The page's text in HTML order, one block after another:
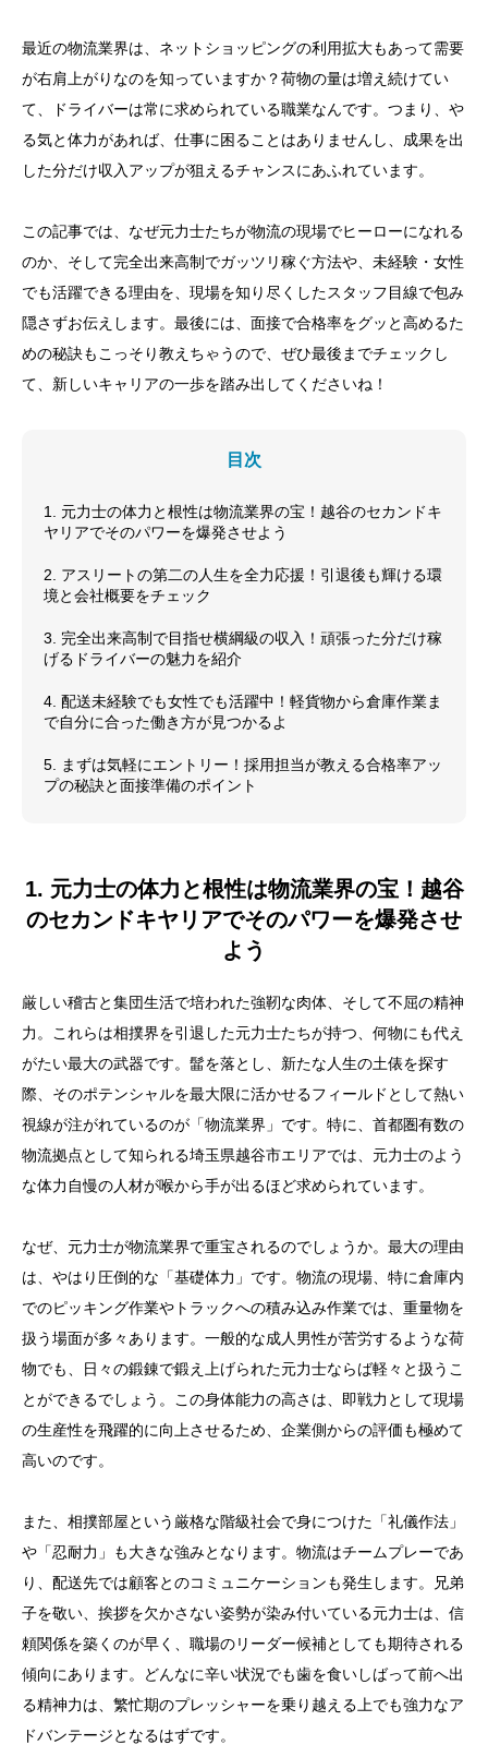
最近の物流業界は、ネットショッピングの利用拡大もあって需要
が右肩上がりなのを知っていますか？荷物の量は増え続けてい
て、ドライバーは常に求められている職業なんです。つまり、や
る気と体力があれば、仕事に困ることはありませんし、成果を出
した分だけ収入アップが狙えるチャンスにあふれています。
この記事では、なぜ元力士たちが物流の現場でヒーローになれる
のか、そして完全出来高制でガッツリ稼ぐ方法や、未経験・女性
でも活躍できる理由を、現場を知り尽くしたスタッフ目線で包み
隠さずお伝えします。最後には、面接で合格率をグッと高めるた
めの秘訣もこっそり教えちゃうので、ぜひ最後までチェックし
て、新しいキャリアの一歩を踏み出してくださいね！
目次
1. 元力士の体力と根性は物流業界の宝！越谷のセカンドキ
ヤリアでそのパワーを爆発させよう
2. アスリートの第二の人生を全力応援！引退後も輝ける環
境と会社概要をチェック
3. 完全出来高制で目指せ横綱級の収入！頑張った分だけ稼
げるドライバーの魅力を紹介
4. 配送未経験でも女性でも活躍中！軽貨物から倉庫作業ま
で自分に合った働き方が見つかるよ
5. まずは気軽にエントリー！採用担当が教える合格率アッ
プの秘訣と面接準備のポイント
1. 元力士の体力と根性は物流業界の宝！越谷
のセカンドキヤリアでそのパワーを爆発させ
よう
厳しい稽古と集団生活で培われた強靭な肉体、そして不屈の精神
力。これらは相撲界を引退した元力士たちが持つ、何物にも代え
がたい最大の武器です。髷を落とし、新たな人生の土俵を探す
際、そのポテンシャルを最大限に活かせるフィールドとして熱い
視線が注がれているのが「物流業界」です。特に、首都圏有数の
物流拠点として知られる埼玉県越谷市エリアでは、元力士のよう
な体力自慢の人材が喉から手が出るほど求められています。
なぜ、元力士が物流業界で重宝されるのでしょうか。最大の理由
は、やはり圧倒的な「基礎体力」です。物流の現場、特に倉庫内
でのピッキング作業やトラックへの積み込み作業では、重量物を
扱う場面が多々あります。一般的な成人男性が苦労するような荷
物でも、日々の鍛錬で鍛え上げられた元力士ならば軽々と扱うこ
とができるでしょう。この身体能力の高さは、即戦力として現場
の生産性を飛躍的に向上させるため、企業側からの評価も極めて
高いのです。
また、相撲部屋という厳格な階級社会で身につけた「礼儀作法」
や「忍耐力」も大きな強みとなります。物流はチームプレーであ
り、配送先では顧客とのコミュニケーションも発生します。兄弟
子を敬い、挨拶を欠かさない姿勢が染み付いている元力士は、信
頼関係を築くのが早く、職場のリーダー候補としても期待される
傾向にあります。どんなに辛い状況でも歯を食いしばって前へ出
る精神力は、繁忙期のプレッシャーを乗り越える上でも強力なア
ドバンテージとなるはずです。